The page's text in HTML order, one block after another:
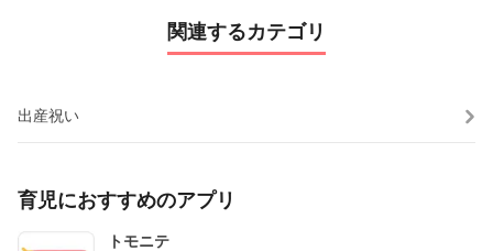
関連するカテゴリ
出産祝い
育児におすすめのアプリ
トモニテ